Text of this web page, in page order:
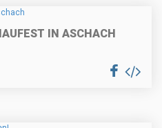
IN ASCHACH